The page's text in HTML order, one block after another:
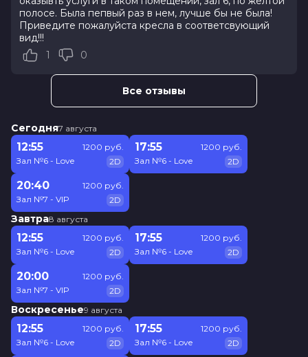
Сценаристы
Савва Минаев, Клим Шипенко,
Максим Кудымов
Жанр
комедия, приключения
Бюджет
Длительность
В прокате
с 5 августа до 12 августа
до 17 июня
полосе. Была пепвый раз в нем, лучше бы не была!
Приведите пожалуйста кресла в соответсвующий
вид!!!
1
0
Все отзывы
Сегодня7 августа
12:55
Зал №6 - Love
1200 руб.
2D
17:55
Зал №6 - Love
1200 руб.
2D
20:40
Зал №7 - VIP
1200 руб.
2D
Завтра8 августа
12:55
Зал №6 - Love
1200 руб.
2D
17:55
Зал №6 - Love
1200 руб.
2D
20:00
Зал №7 - VIP
1200 руб.
2D
Воскресенье9 августа
12:55
Зал №6 - Love
1200 руб.
2D
17:55
Зал №6 - Love
1200 руб.
2D